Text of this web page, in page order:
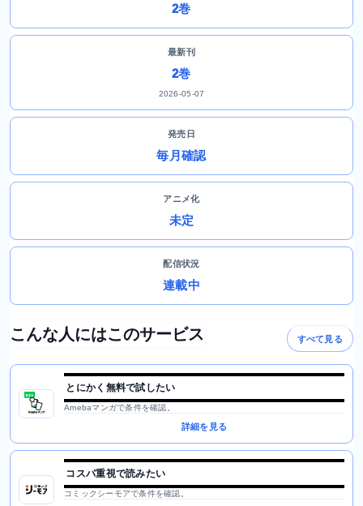
2巻
最新刊
2巻
2026-05-07
発売日
毎月確認
アニメ化
未定
配信状況
連載中
こんな人にはこのサービス すべて見る
とにかく無料で試したい
Amebaマンガで条件を確認。
詳細を見る
コスパ重視で読みたい
コミックシーモアで条件を確認。